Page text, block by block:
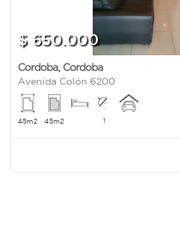
$ 650.000
Cordoba, Cordoba
Avenida Colón 6200
45m2 45m2 1